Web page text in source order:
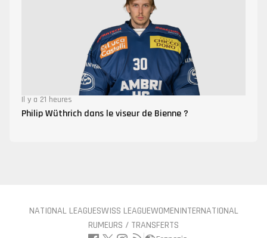
Il y a 21 heures
Philip Wüthrich dans le viseur de Bienne ?
NATIONAL LEAGUESWISS LEAGUEWOMENINTERNATIONAL
RUMEURS / TRANSFERTS